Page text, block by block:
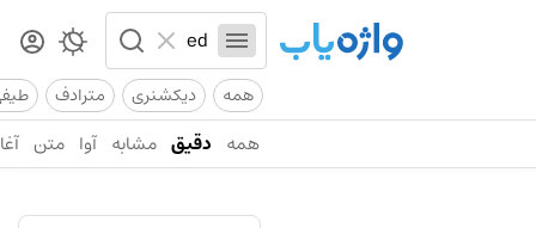
همه دیکشنری مترادف
همه دقیق مشابه آوا متن